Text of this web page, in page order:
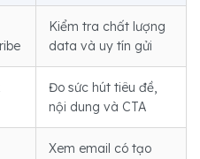
Kiểm tra chất lượng
data và uy tín gửi
Đo sức hút tiêu đề,
nội dung và CTA
Xem email có tạo